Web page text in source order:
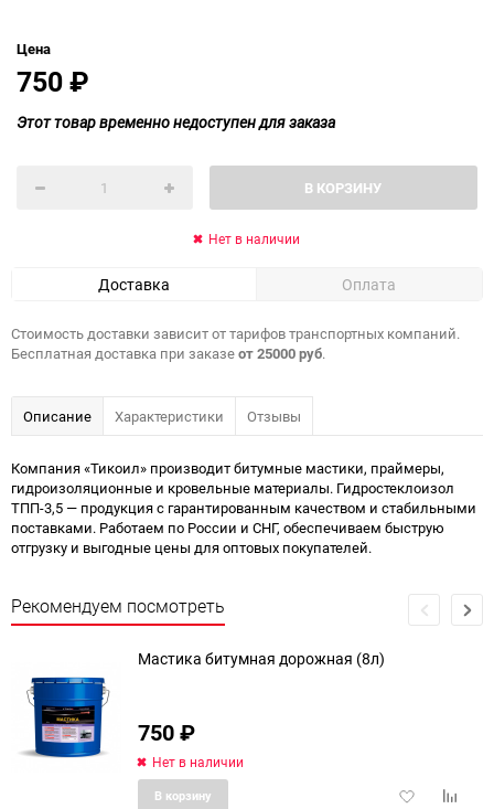
Цена
750₽
Этот товар временно недоступен для заказа
В КОРЗИНУ
Нет в наличии
Доставка Оплата
Стоимость доставки зависит от тарифов транспортных компаний.
Бесплатная доставка при заказеот 25000 руб.
Описание Характеристики Отзывы
Компания «Тикоил» производит битумные мастики, праймеры,
гидроизоляционные и кровельные материалы. Гидростеклоизол
ТПП-3,5 — продукция с гарантированным качеством и стабильными
поставками. Работаем по России и СНГ, обеспечиваем быструю
отгрузку и выгодные цены для оптовых покупателей.
Рекомендуем посмотреть
Мастика битумная дорожная (8л)
750₽
Нет в наличии
Добавить
В корзину